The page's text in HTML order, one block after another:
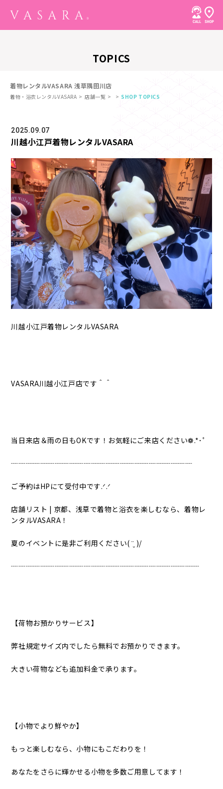
TOPICS
着物レンタルVASARA 浅草隅田川店
着物・浴衣レンタルVASARA 店舗一覧 SHOP TOPICS
2025.09.07
川越小江戸着物レンタルVASARA
川越小江戸着物レンタルVASARA
VASARA川越小江戸店です＾＾
当日来店＆雨の日もOKです！お気軽にご来店ください❁.*･ﾟ
┈┈┈┈┈┈┈┈┈┈┈┈┈┈┈┈┈┈┈┈┈┈┈┈┈
ご予約はHPにて受付中です.ᐟ‪‪.ᐟ
店舗リスト | 京都、浅草で着物と浴衣を楽しむなら、着物レ
ンタルVASARA！
夏のイベントに是非ご利用ください( ¨̮ )/
┈┈┈┈┈┈┈┈┈┈┈┈┈┈┈┈┈┈┈┈┈┈┈┈┈┈
【荷物お預かりサービス】
弊社規定サイズ内でしたら無料でお預かりできます。
大きい荷物なども追加料金で承ります。
【小物でより鮮やか】
もっと楽しむなら、小物にもこだわりを！
あなたをさらに輝かせる小物を多数ご用意してます！